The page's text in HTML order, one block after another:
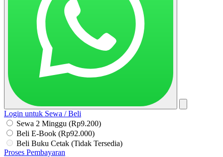
Login untuk Sewa / Beli
Sewa 2 Minggu (Rp9.200)
Beli E-Book (Rp92.000)
Beli Buku Cetak (Tidak Tersedia)
Proses Pembayaran